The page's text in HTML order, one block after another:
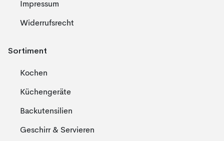
Impressum
Widerrufsrecht
Sortiment
Kochen
Küchengeräte
Backutensilien
Geschirr & Servieren